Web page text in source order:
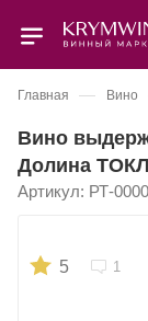
Главная — Вино
Вино
Долина
Артикул: РТ-
5 1